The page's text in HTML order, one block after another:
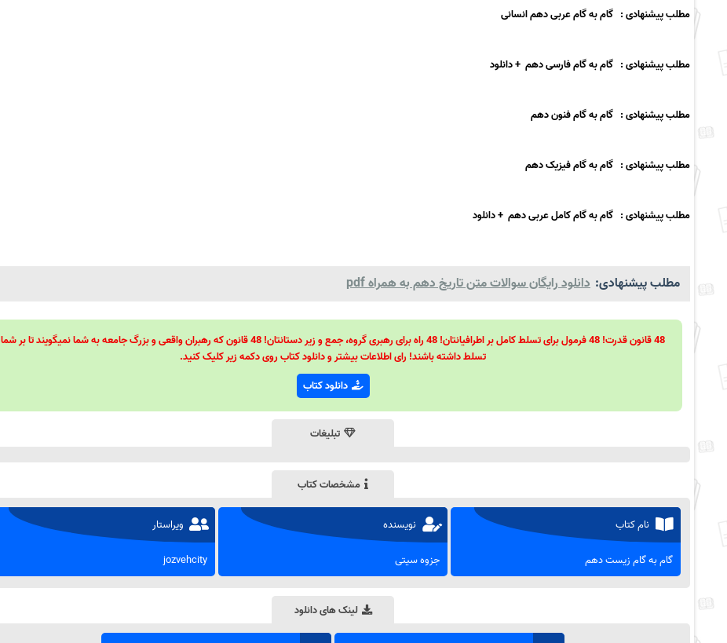
مطلب پیشنهادی : گام به گام عربی دهم انسانی
مطلب پیشنهادی : گام به گام فارسی دهم + دانلود
مطلب پیشنهادی : گام به گام فنون دهم
مطلب پیشنهادی : گام به گام فیزیک دهم
مطلب پیشنهادی : گام به گام کامل عربی دهم + دانلود
مطلب پیشنهادی: دانلود رایگان سوالات متن تاریخ دهم به همراه pdf
48 قانون قدرت! 48 فرمول برای تسلط کامل بر اطرافیانتان! 48 راه برای رهبری گروه، جمع و زیر دستانتان! 48 قانون که رهبران واقعی و بزرگ جامعه به شما نمیگویند تا بر شما
تسلط داشته باشند! رای اطلاعات بیشتر و دانلود کتاب روی دکمه زیر کلیک کنید.
دانلود کتاب
تبلیغات
مشخصات کتاب
نام کتاب
گام به گام زیست دهم
نویسنده
جزوه سیتی
ویراستار
jozvehcity
لینک های دانلود